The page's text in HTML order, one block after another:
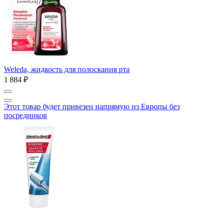
Weleda, жидкость для полоскания рта
1 884 ₽
Этот товар будет привезен напрямую из Европы без
посредников